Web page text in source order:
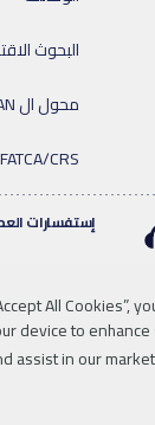
All Cookies”,
device to
assist in our
البحوث
محول ال IBAN
FATCA/CRS
إستفسارات
Instagramfacebook
تحميل الموقع